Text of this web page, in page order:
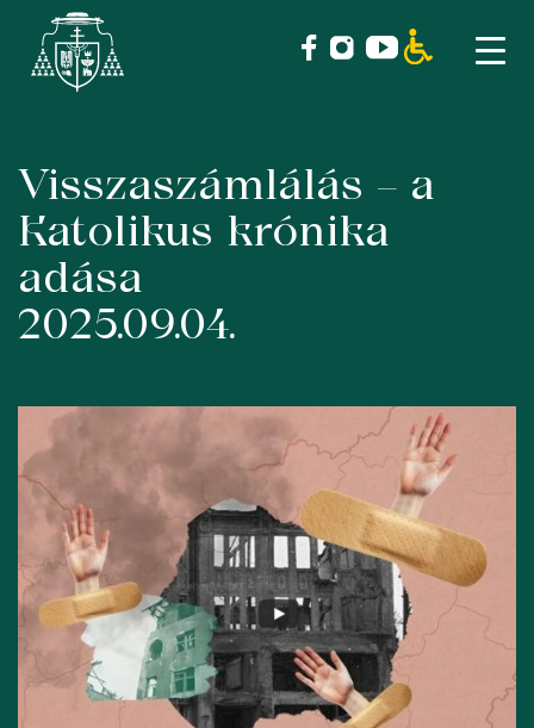
Skip
content
Visszaszámlálás – a
Katolikus krónika
adása
2025.09.04.